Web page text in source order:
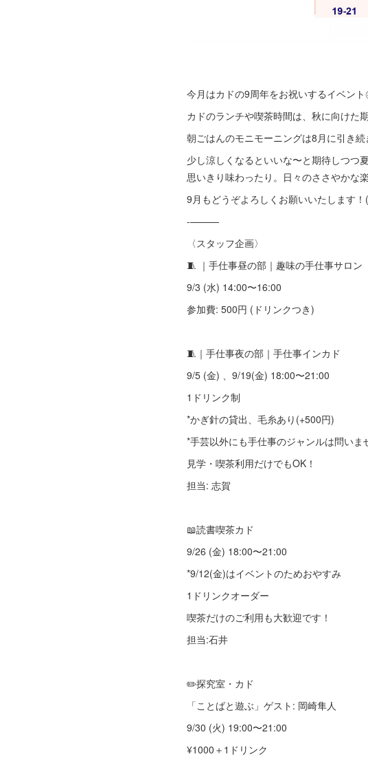
今月はカドの9周年をお祝いするイベン
カドのランチや喫茶時間は、秋に向けた
朝ごはんのモニモーニングは8月に引き
少し涼しくなるといいな〜と期待しつつ
思いきり味わったり。日々のささやかな
9月もどうぞよろしくお願いいたします！
-———
〈スタッフ企画〉
🧵 ｜手仕事昼の部｜趣味の手仕事サロン
9/3 (水) 14:00〜16:00
参加費: 500円 (ドリンクつき)
🧵｜手仕事夜の部｜手仕事インカド
9/5 (金) 、9/19(金) 18:00〜21:00
1ドリンク制
*かぎ針の貸出、毛糸あり(+500円)
*手芸以外にも手仕事のジャンルは問い
見学・喫茶利用だけでもOK！
担当: 志賀
📖読書喫茶カド
9/26 (金) 18:00〜21:00
*9/12(金)はイベントのためおやすみ
1ドリンクオーダー
喫茶だけのご利用も大歓迎です！
担当:石井
✏️探究室・カド
「ことばと遊ぶ」ゲスト: 岡崎隼人
9/30 (火) 19:00〜21:00
¥1000＋1ドリンク